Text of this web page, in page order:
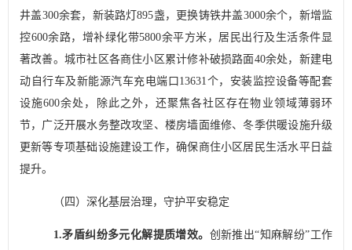
井盖300余套， 新装路灯895盏，更换铸铁井盖3000余个，新增监
控600余路，增补绿化带5800余平方米， 居民出行及生活条件显
著改善。城市社区各商住小区 累计修补破损路面40余处，新建电
动自行车及新能源汽车充电端口 13631个，安装监控设备等配套
设施600余处，除此之外，还聚焦各社区存在物业领域薄弱环
节，广泛开展水务整改攻坚、楼房墙面维修、冬季供暖设施升级
更新等专项基础设施建设工作，确保商住小区居民生活水平日益
提升。
（四）深化基层治理，守护平安稳定
1.矛盾纠纷多元化解提质增效。 创新推出“知麻解纷”工作